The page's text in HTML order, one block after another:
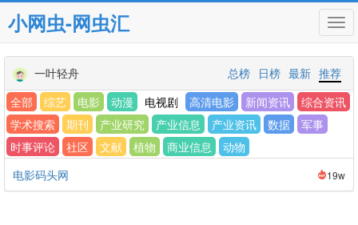
小网虫-网虫汇
一叶轻舟 推荐
最新
日榜
总榜
全部
综艺 电影 动漫 电视剧 高清电影 新闻资讯
综合资讯
学术搜索
期刊 产业研究 产业信息 产业资讯 数据
军事
时事评论
社区 文献 植物 商业信息
动物
电影码头网
19w